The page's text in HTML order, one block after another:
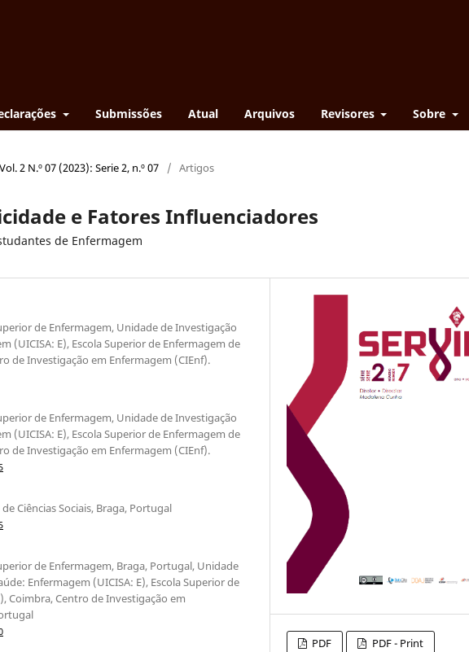
Submissões Atual Arquivos Revisores Sobre
Vol. 2 N.º 07 (2023): Serie 2, n.º 07 / Artigos
e Fatores Influenciadores
de Enfermagem
de Enfermagem, Unidade de Investigação
(UICISA: E), Escola Superior de Enfermagem de
de Investigação em Enfermagem (CIEnf).
de Enfermagem, Unidade de Investigação
(UICISA: E), Escola Superior de Enfermagem de
de Investigação em Enfermagem (CIEnf).
Ciências Sociais, Braga, Portugal
de Enfermagem, Braga, Portugal, Unidade
Enfermagem (UICISA: E), Escola Superior de
Coimbra, Centro de Investigação em
PDF PDF - Print